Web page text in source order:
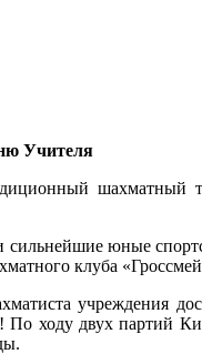
Учителя
шахматный
юные
клуба
учреждения
По ходу двух партий